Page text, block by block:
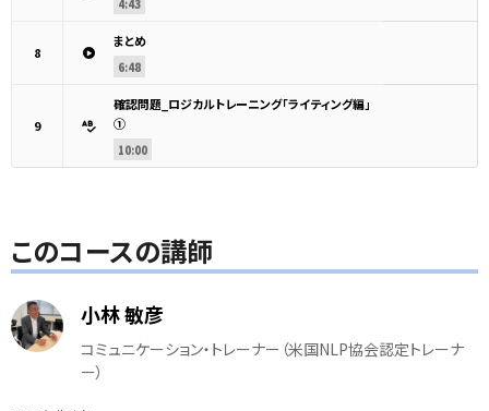
4:43
8
まとめ
6:48
9
確認問題_ロジカルトレーニング「ライティング編」
①
10:00
このコースの講師
小林 敏彦
コミュニケーション・トレーナー（米国NLP協会認定トレーナ
ー）